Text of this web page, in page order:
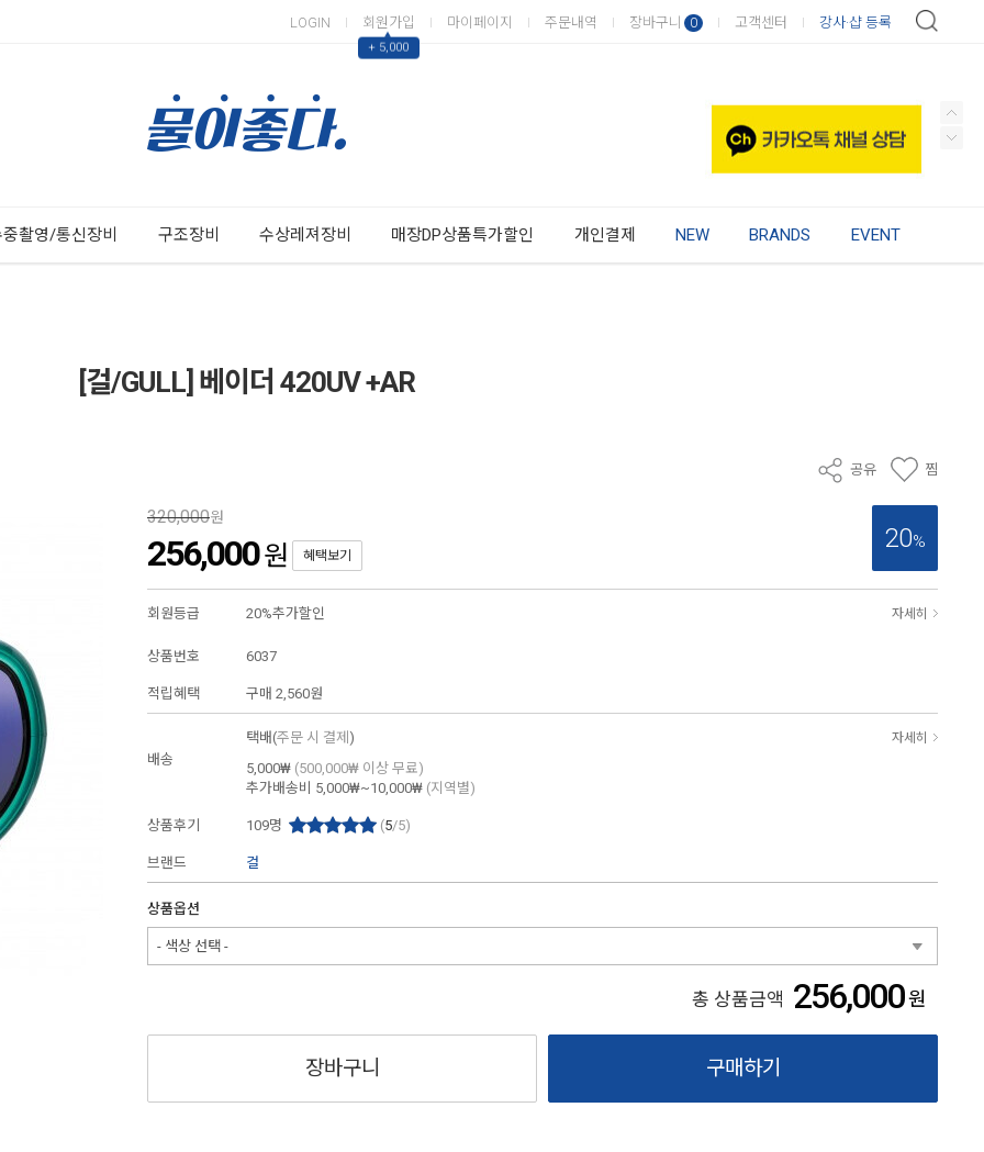
LOGIN 회원가입
▲
+ 5,000
마이페이지 주문내역 장바구니 0 고객센터 강사·샵 등록
촬영/통신장비 구조장비 수상레져장비 매장DP상품특가할인 개인결제 NEW BRANDS EVENT
[걸/GULL] 베이더 420UV +AR
공유 찜
20%
320,000원
256,000원 혜택보기
회원등급 20%추가할인 자세히
상품번호 6037
적립혜택 구매 2,560원
배송
택배(주문 시 결제 ) 자세히
5,000₩ (500,000₩ 이상 무료)
추가배송비
5,000₩~10,000₩ (지역별)
상품후기 109명 (5/5)
브랜드 걸
상품옵션
- 색상 선택 -
총 상품금액 256,000원
장바구니 구매하기